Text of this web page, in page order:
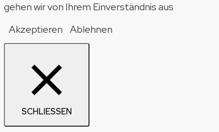
gehen wir von Ihrem Einverständnis aus
Akzeptieren Ablehnen
SCHLIESSEN